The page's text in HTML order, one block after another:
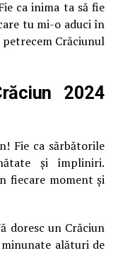
ca inima ta să fie
tu mi-o aduci în
petrecem Crăciunul
2024
Fie ca sărbătorile
și împliniri.
fiecare moment și
doresc un Crăciun
alături de